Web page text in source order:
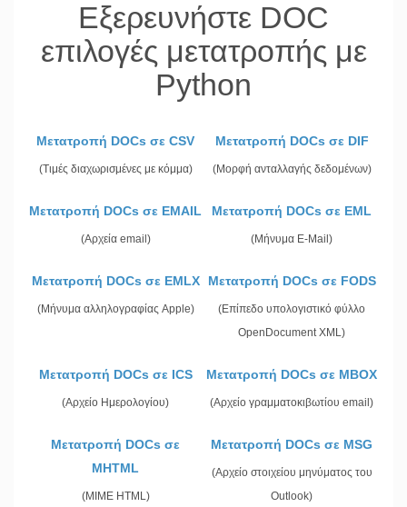
Εξερευνήστε DOC
επιλογές μετατροπής με
Python
Μετατροπή DOCs σε CSV
(Τιμές διαχωρισμένες με κόμμα)
Μετατροπή DOCs σε DIF
(Μορφή ανταλλαγής δεδομένων)
Μετατροπή DOCs σε EMAIL
(Αρχεία email)
Μετατροπή DOCs σε EML
(Μήνυμα E-Mail)
Μετατροπή DOCs σε EMLX
(Μήνυμα αλληλογραφίας Apple)
Μετατροπή DOCs σε FODS
(Επίπεδο υπολογιστικό φύλλο
OpenDocument XML)
Μετατροπή DOCs σε ICS
(Αρχείο Ημερολογίου)
Μετατροπή DOCs σε MBOX
(Αρχείο γραμματοκιβωτίου email)
Μετατροπή DOCs σε
MHTML
(MIME HTML)
Μετατροπή DOCs σε MSG
(Αρχείο στοιχείου μηνύματος του
Outlook)